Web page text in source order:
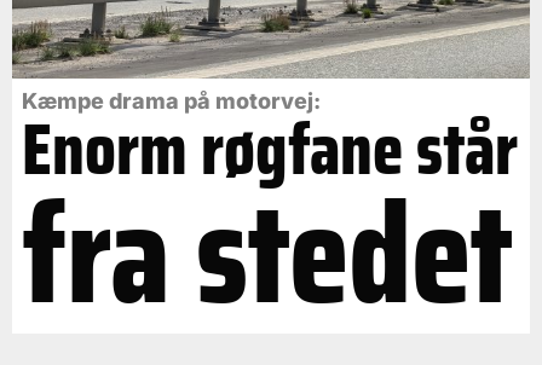
Kæmpe drama på motorvej:
Enorm røgfane står
fra stedet